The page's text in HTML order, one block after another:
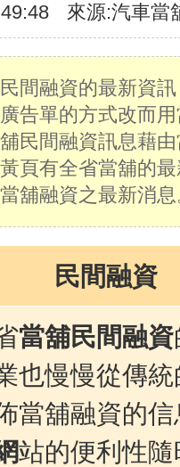
來源:汽車當
間融資的最新資
告單的方式改而
民間融資訊息藉
頁有全省當舖的
舖融資之最新消
民間融資
當舖民間融資
也慢慢從傳
當舖融資的
站的便利性